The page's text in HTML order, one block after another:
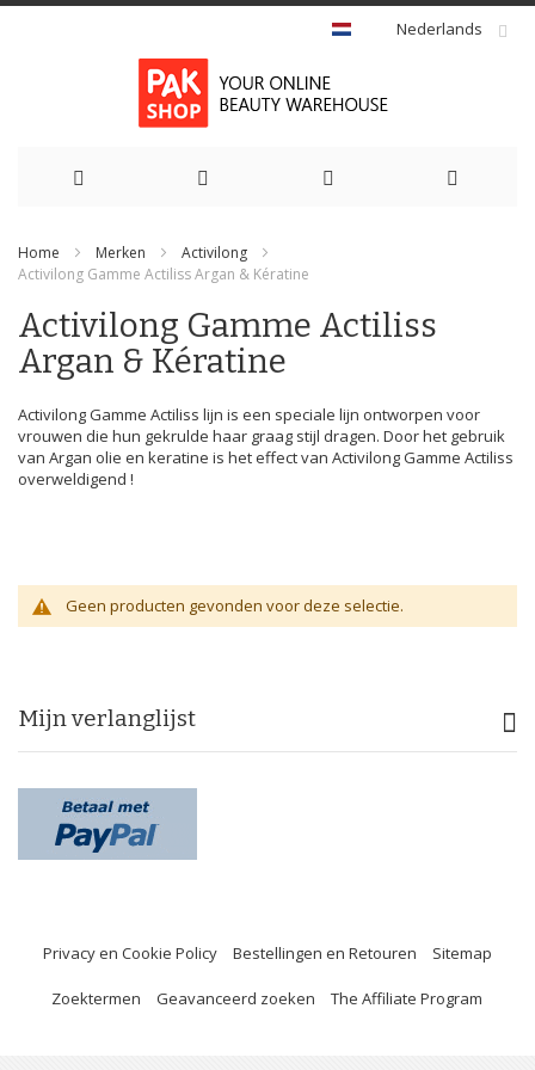
Nederlands
naar
de
inhoud
Home Merken
Activilong
Activilong Gamme Actiliss Argan & Kératine
Activilong Gamme Actiliss
Argan & Kératine
Activilong Gamme Actiliss lijn is een speciale lijn ontworpen voor
vrouwen die hun gekrulde haar graag stijl dragen. Door het gebruik
van Argan olie en keratine is het effect van Activilong Gamme Actiliss
overweldigend !
Geen producten gevonden voor deze selectie.
Mijn verlanglijst
Privacy en Cookie Policy Bestellingen en Retouren Sitemap
Zoektermen Geavanceerd zoeken The Affiliate Program